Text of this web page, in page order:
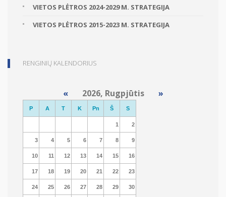
VIETOS PLĖTROS 2024-2029 M. STRATEGIJA
VIETOS PLĖTROS 2015-2023 M. STRATEGIJA
RENGINIŲ KALENDORIUS
«2026, Rugpjūtis »
P A T K Pn Š S
1 2
3 4 5 6 7 8 9
10 11 12 13 14 15 16
17 18 19 20 21 22 23
24 25 26 27 28 29 30